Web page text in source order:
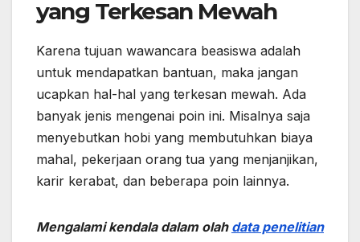
yang Terkesan Mewah
Karena tujuan wawancara beasiswa adalah
untuk mendapatkan bantuan, maka jangan
ucapkan hal-hal yang terkesan mewah. Ada
banyak jenis mengenai poin ini. Misalnya saja
menyebutkan hobi yang membutuhkan biaya
mahal, pekerjaan orang tua yang menjanjikan,
karir kerabat, dan beberapa poin lainnya.
Mengalami kendala dalam olah data penelitian